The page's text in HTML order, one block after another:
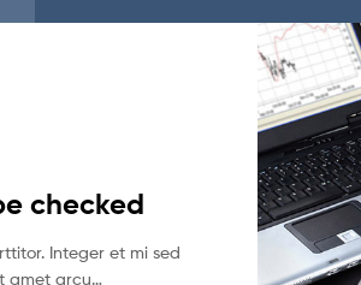
checked
Integer et mi sed
amet arcu…